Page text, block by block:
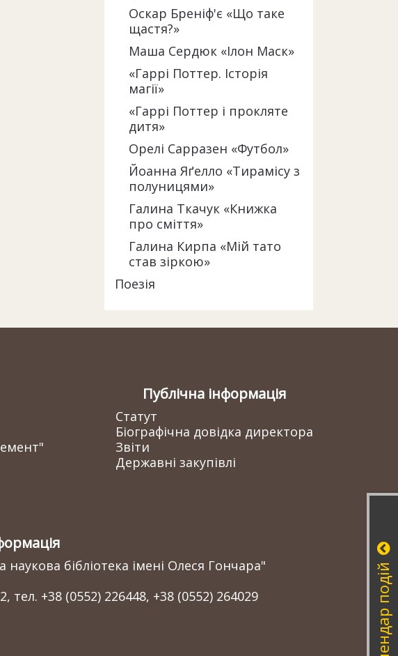
Оскар Бреніф'є «Що таке
щастя?»
Маша Сердюк «Ілон Маск»
«Гаррі Поттер. Історія
магії»
«Гаррі Поттер і прокляте
дитя»
Орелі Сарразен «Футбол»
Йоанна Яґелло «Тирамісу з
полуницями»
Галина Ткачук «Книжка
про сміття»
Галина Кирпа «Мій тато
став зіркою»
Поезія
Публічна інформація
Статут
Біографічна довідка директора
Звіти
Державні закупівлі
бібліотека імені Олеся Гончара"
+38 (0552) 226448, +38 (0552) 264029
Календар подій